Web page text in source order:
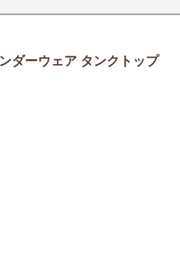
ダーウェア タンクトップ